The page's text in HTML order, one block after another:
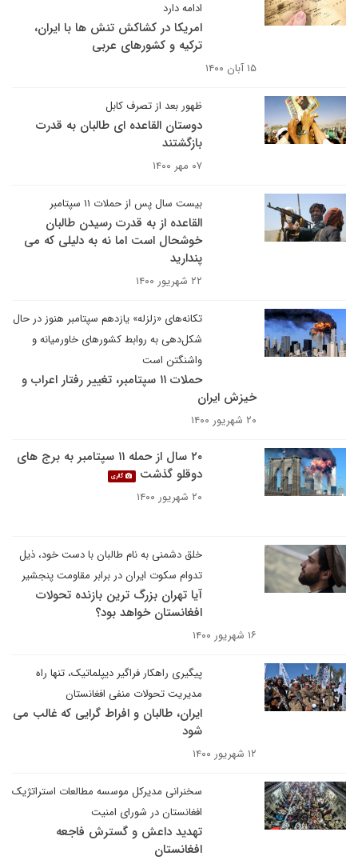
ادامه دارد
امریکا در کشاکش تنش ها با ایران،
ترکیه و کشورهای عربی
۱۵ آبان ۱۴۰۰
ظهور بعد از تصرف کابل
دوستان القاعده ای طالبان به قدرت
بازگشتند
۰۷ مهر ۱۴۰۰
بیست سال پس از حملات ۱۱ سپتامبر
القاعده از به قدرت رسیدن طالبان
خوشحال است اما نه به دلیلی که می
پندارید
۲۲ شهریور ۱۴۰۰
تکانه‌های «زلزله» یازدهم سپتامبر هنوز در حال
شکل‌دهی به روابط‌ کشورهای خاورمیانه و
واشنگتن است
حملات ۱۱ سپتامبر، تغییر رفتار اعراب و
خیزش ایران
۲۰ شهریور ۱۴۰۰
۲۰ سال از حمله ۱۱ سپتامبر به برج های
دوقلو گذشت
گالری
۲۰ شهریور ۱۴۰۰
خلق دشمنی به نام طالبان با دست خود، ذیل
تدوام سکوت ایران در برابر مقاومت پنجشیر
آیا تهران بزرگ ترین بازنده تحولات
افغانستان خواهد بود؟
۱۶ شهریور ۱۴۰۰
پیگیری راهکار فراگیر دیپلماتیک، تنها راه
مدیریت تحولات منفی افغانستان
ایران، طالبان و افراط گرایی که غالب می
شود
۱۲ شهریور ۱۴۰۰
سخنرانی مدیرکل موسسه مطالعات استراتژیک
افغانستان در شورای امنیت
تهدید داعش و گسترش فاجعه
افغانستان